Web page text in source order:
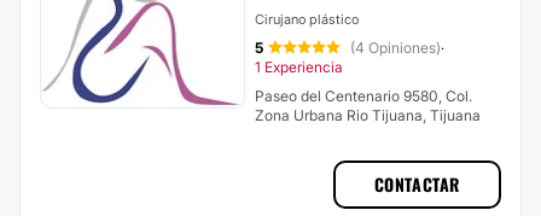
Cirujano plástico
5 (4 Opiniones)·
1 Experiencia
Paseo del Centenario 9580, Col.
Zona Urbana Rio Tijuana, Tijuana
CONTACTAR